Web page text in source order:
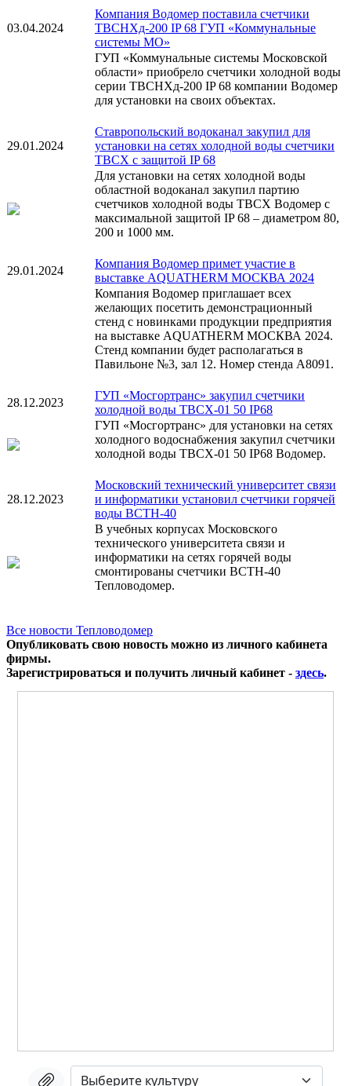
03.04.2024
Компания Водомер поставила счетчики
ТВСНХд-200 IP 68 ГУП «Коммунальные
системы МО»
ГУП «Коммунальные системы Московской
области» приобрело счетчики холодной воды
серии ТВСНХд-200 IP 68 компании Водомер
для установки на своих объектах.
29.01.2024
Ставропольский водоканал закупил для
установки на сетях холодной воды счетчики
ТВСХ с защитой IP 68
Для установки на сетях холодной воды
областной водоканал закупил партию
счетчиков холодной воды ТВСХ Водомер с
максимальной защитой IP 68 – диаметром 80,
200 и 1000 мм.
29.01.2024
Компания Водомер примет участие в
выставке AQUATHERM МОСКВА 2024
Компания Водомер приглашает всех
желающих посетить демонстрационный
стенд с новинками продукции предприятия
на выставке AQUATHERM МОСКВА 2024.
Стенд компании будет располагаться в
Павильоне №3, зал 12. Номер стенда А8091.
28.12.2023
ГУП «Мосгортранс» закупил счетчики
холодной воды ТВСХ-01 50 IP68
ГУП «Мосгортранс» для установки на сетях
холодного водоснабжения закупил счетчики
холодной воды ТВСХ-01 50 IP68 Водомер.
28.12.2023
Московский технический университет связи
и информатики установил счетчики горячей
воды ВСТН-40
В учебных корпусах Московского
технического университета связи и
информатики на сетях горячей воды
смонтированы счетчики ВСТН-40
Тепловодомер.
Все новости Тепловодомер
Опубликовать свою новость можно из личного кабинета
фирмы.
Зарегистрироваться и получить личный кабинет - здесь.